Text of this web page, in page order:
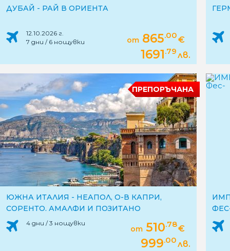
ДУБАЙ - РАЙ В ОРИЕНТА
12.10.2026 г.
7 дни / 6 нощувки
от 865.00€
1691.79лв.
ПРЕПОРЪЧАНА
ЮЖНА ИТАЛИЯ - НЕАПОЛ, О-В КАПРИ,
СОРЕНТО, АМАЛФИ И ПОЗИТАНО
4 дни / 3 нощувки
от 510.78€
999.00лв.